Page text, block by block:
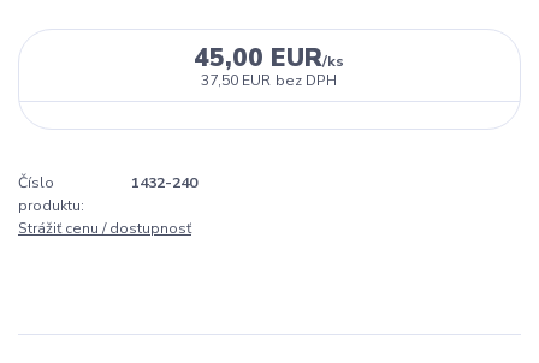
45,00 EUR/ks
37,50 EUR bez DPH
Číslo
produktu:
1432-240
Strážiť cenu / dostupnosť